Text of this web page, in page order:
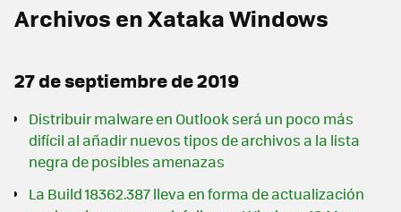
Archivos en Xataka Windows
27 de septiembre de 2019
Distribuir malware en Outlook será un poco más
difícil al añadir nuevos tipos de archivos a la lista
negra de posibles amenazas
La Build 18362.387 lleva en forma de actualización